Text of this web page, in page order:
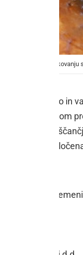
in pravilnem
veterinarstvo in
z namenom
začinjenega
varnosti,
z bučnimi semeni